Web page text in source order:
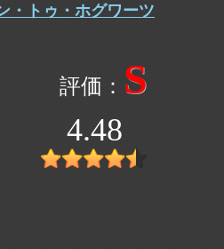
・トゥ・ホグワーツ
S
4.48